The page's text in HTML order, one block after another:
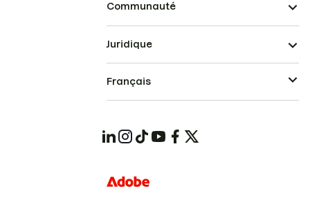
Communauté
Juridique
Français